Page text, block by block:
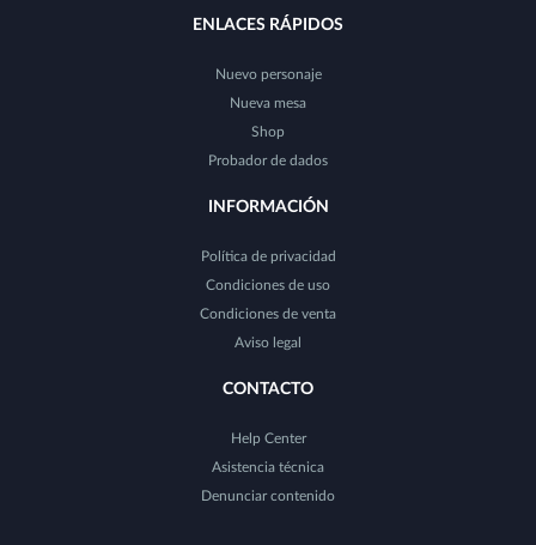
ENLACES RÁPIDOS
Nuevo personaje
Nueva mesa
Shop
Probador de dados
INFORMACIÓN
Política de privacidad
Condiciones de uso
Condiciones de venta
Aviso legal
CONTACTO
Help Center
Asistencia técnica
Denunciar contenido